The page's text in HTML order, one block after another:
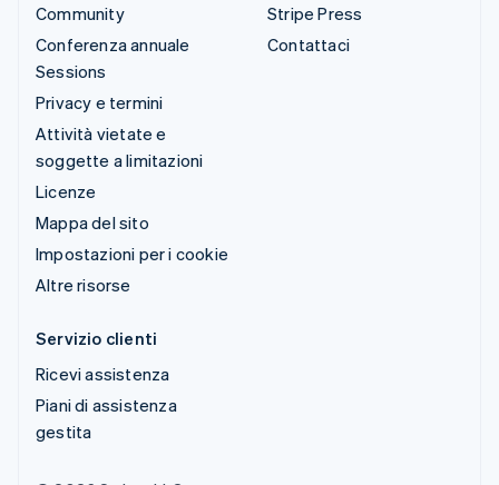
Community
Conferenza annuale
Sessions
Privacy e termini
Attività vietate e
soggette a limitazioni
Licenze
Mappa del sito
Impostazioni per i cookie
Altre risorse
Stripe Press
Contattaci
Servizio clienti
Ricevi assistenza
Piani di assistenza
gestita